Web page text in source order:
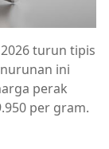
turun tipis
ini
perak
per gram.